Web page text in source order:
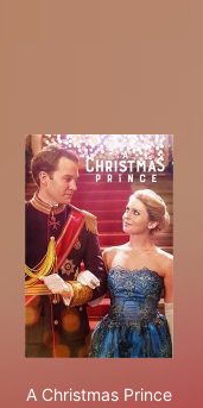
A Christmas Prince